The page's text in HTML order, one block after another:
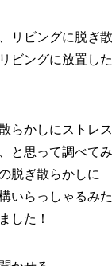
リビングに脱ぎ
ビングに放置し
らかしにストレ
と思って調べて
脱ぎ散らかしに
いらっしゃるみ
した！